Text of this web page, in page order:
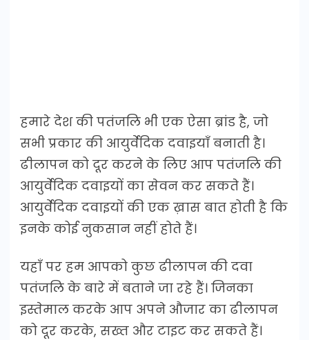
हमारे देश की पतंजलि भी एक ऐसा ब्रांड है, जो
सभी प्रकार की आयुर्वेदिक दवाइयाँ बनाती है।
ढीलापन को दूर करने के लिए आप पतंजलि की
आयुर्वेदिक दवाइयों का सेवन कर सकते हैं।
आयुर्वेदिक दवाइयों की एक ख़ास बात होती है कि
इनके कोई नुकसान नहीं होते हैं।
यहाँ पर हम आपको कुछ ढीलापन की दवा
पतंजलि के बारे में बताने जा रहे हैं। जिनका
इस्तेमाल करके आप अपने औजार का ढीलापन
को दूर करके, सख्त और टाइट कर सकते हैं।